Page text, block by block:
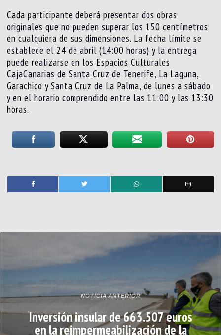
Cada participante deberá presentar dos obras
originales que no pueden superar los 150 centímetros
en cualquiera de sus dimensiones. La fecha límite se
establece el 24 de abril (14:00 horas) y la entrega
puede realizarse en los Espacios Culturales
CajaCanarias de Santa Cruz de Tenerife, La Laguna,
Garachico y Santa Cruz de La Palma, de lunes a sábado
y en el horario comprendido entre las 11:00 y las 13:30
horas.
NOTICIA ANTERIOR
Inversión insular de 663.507 euros
en la reimpermeabilización de la